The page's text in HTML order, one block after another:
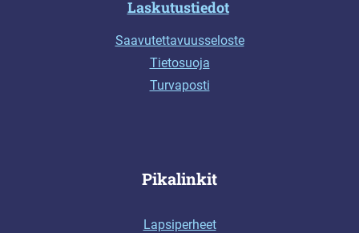
Laskutustiedot
Saavutettavuusseloste
Tietosuoja
Turvaposti
Pikalinkit
Lapsiperheet